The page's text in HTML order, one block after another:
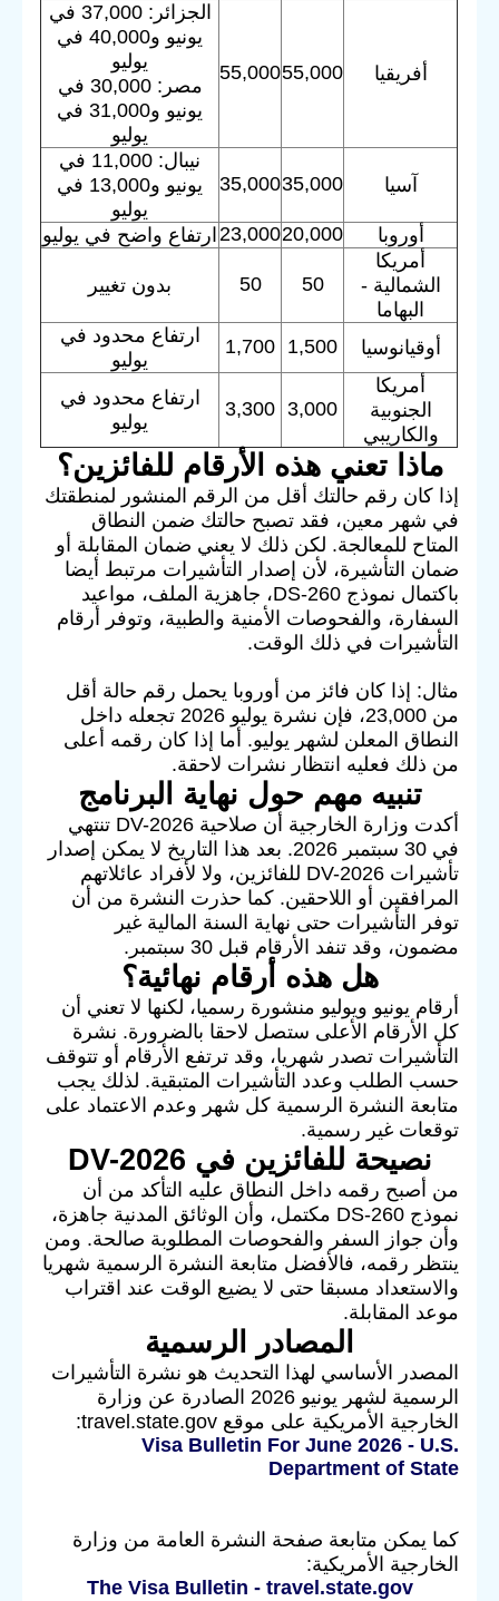
أفريقيا 55,000
55,000
الجزائر: 37,000 في
يونيو و40,000 في
يوليو
مصر: 30,000 في
يونيو و31,000 في
يوليو
آسيا 35,000
35,000
نيبال: 11,000 في
يونيو و13,000 في
يوليو
أوروبا
20,000
23,000 ارتفاع واضح في يوليو
أمريكا
الشمالية -
البهاما
50
50 بدون تغيير
أوقيانوسيا 1,500
1,700
ارتفاع محدود في
يوليو
أمريكا
الجنوبية
والكاريبي
3,000
3,300
ارتفاع محدود في
يوليو
ماذا تعني هذه الأرقام للفائزين؟
إذا كان رقم حالتك أقل من الرقم المنشور لمنطقتك
في شهر معين، فقد تصبح حالتك ضمن النطاق
المتاح للمعالجة. لكن ذلك لا يعني ضمان المقابلة أو
ضمان التأشيرة، لأن إصدار التأشيرات مرتبط أيضا
باكتمال نموذج DS-260، جاهزية الملف، مواعيد
السفارة، والفحوصات الأمنية والطبية، وتوفر أرقام
التأشيرات في ذلك الوقت.
مثال: إذا كان فائز من أوروبا يحمل رقم حالة أقل
من 23,000، فإن نشرة يوليو 2026 تجعله داخل
النطاق المعلن لشهر يوليو. أما إذا كان رقمه أعلى
من ذلك فعليه انتظار نشرات لاحقة.
تنبيه مهم حول نهاية البرنامج
أكدت وزارة الخارجية أن صلاحية DV-2026 تنتهي
في 30 سبتمبر 2026. بعد هذا التاريخ لا يمكن إصدار
تأشيرات DV-2026 للفائزين، ولا لأفراد عائلاتهم
المرافقين أو اللاحقين. كما حذرت النشرة من أن
توفر التأشيرات حتى نهاية السنة المالية غير
مضمون، وقد تنفد الأرقام قبل 30 سبتمبر.
هل هذه أرقام نهائية؟
أرقام يونيو ويوليو منشورة رسميا، لكنها لا تعني أن
كل الأرقام الأعلى ستصل لاحقا بالضرورة. نشرة
التأشيرات تصدر شهريا، وقد ترتفع الأرقام أو تتوقف
حسب الطلب وعدد التأشيرات المتبقية. لذلك يجب
متابعة النشرة الرسمية كل شهر وعدم الاعتماد على
توقعات غير رسمية.
نصيحة للفائزين في DV-2026
من أصبح رقمه داخل النطاق عليه التأكد من أن
نموذج DS-260 مكتمل، وأن الوثائق المدنية جاهزة،
وأن جواز السفر والفحوصات المطلوبة صالحة. ومن
ينتظر رقمه، فالأفضل متابعة النشرة الرسمية شهريا
والاستعداد مسبقا حتى لا يضيع الوقت عند اقتراب
موعد المقابلة.
المصادر الرسمية
المصدر الأساسي لهذا التحديث هو نشرة التأشيرات
الرسمية لشهر يونيو 2026 الصادرة عن وزارة
الخارجية الأمريكية على موقع travel.state.gov:
Visa Bulletin For June 2026 - U.S.
Department of State
كما يمكن متابعة صفحة النشرة العامة من وزارة
الخارجية الأمريكية:
The Visa Bulletin - travel.state.gov